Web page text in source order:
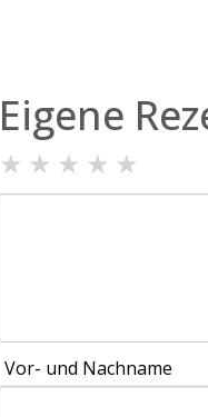
Eigene
★ ★ ★ ★ ★
Vor- und Nachname